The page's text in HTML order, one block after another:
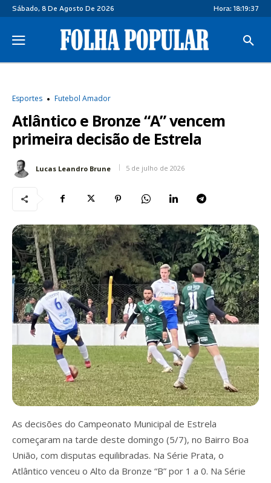
Sábado, 8 De Agosto De 2026 Hora: 18:19:38
Esportes Futebol Amador
Atlântico e Bronze “A” vencem
primeira decisão de Estrela
Lucas Leandro Brune 5 de julho de 2026
As decisões do Campeonato Municipal de Estrela
começaram na tarde deste domingo (5/7), no Bairro Boa
União, com disputas equilibradas. Na Série Prata, o
Atlântico venceu o Alto da Bronze “B” por 1 a 0. Na Série